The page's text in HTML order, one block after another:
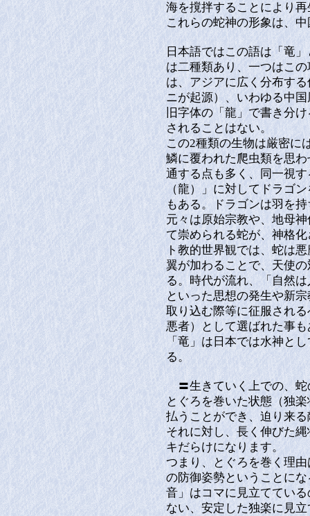
海を撹拌することにより
これらの蛇神の形象は、
日本語ではこの語は「竜
は二種類あり、一つはこ
は、アジアに広く分布す
ニが起源）、いわゆる中
旧字体の「龍」で書き分
されることはない。
この2種類の生物は厳密に
鱗に覆われた爬虫類を思
通する点も多く、同一視
（龍）」に対してドラゴ
もある。ドラゴンは羽を
元々は原始宗教や、地母
て崇められる蛇が、神格
ト教的世界観では、蛇は
翼が加わることで、天使
る。時代が流れ、「自然
といった思想の発生や新
取り込む際等に征服され
悪者）として選ばれた事
「竜」は日本では水神と
る。
〓生きていく上での、蛇
とぐろを巻いた状態（独
払うことができ、迫り来
それに対し、長く伸びた
キだらけになります。
つまり、とぐろを巻く理
の防御姿勢ということに
音」はコマに見立ててい
ない、安定した独楽に見